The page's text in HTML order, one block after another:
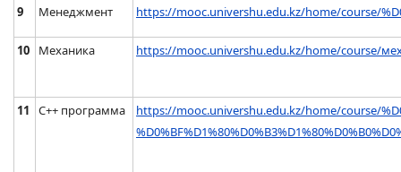
9 Менеджмент https://mooc.univershu.edu.kz/home/course/
10 Механика https://mooc.univershu.edu.kz/home/course/
11 С++ программа
https://mooc.univershu.edu.kz/home/course/